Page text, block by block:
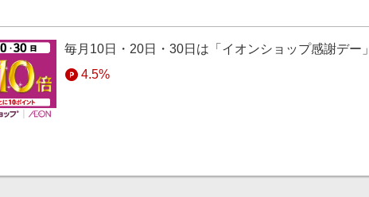
毎月10日・20日・30日は「イオンショップ感謝デー」
4.5%